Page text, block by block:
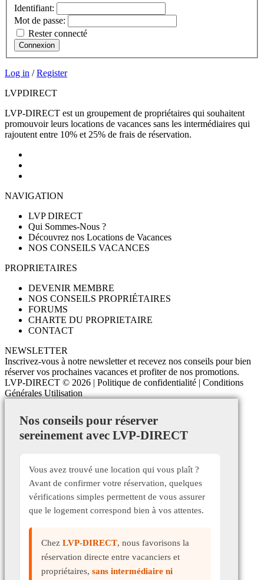
Identifiant:
Mot de passe:
Rester connecté
Connexion
Log in /Register
LVPDIRECT
LVP-DIRECT est un groupement de propriétaires qui souhaitent
promouvoir leurs locations de vacances sans les intermédiaires qui
rajoutent entre 10% et 25% de frais de réservation.
NAVIGATION
LVP DIRECT
Qui Sommes-Nous ?
Découvrez nos Locations de Vacances
NOS CONSEILS VACANCES
PROPRIETAIRES
DEVENIR MEMBRE
NOS CONSEILS PROPRIÉTAIRES
FORUMS
CHARTE DU PROPRIETAIRE
CONTACT
NEWSLETTER
Inscrivez-vous à notre newsletter et recevez nos conseils pour bien
réserver vos prochaines vacances et profiter de nos promotions.
LVP-DIRECT © 2026 | Politique de confidentialité | Conditions
Générales Utilisation
Nos conseils pour réserver
sereinement avec LVP-DIRECT
Vous avez trouvé une location qui vous plaît ?
Avant de confirmer votre réservation, quelques
vérifications simples permettent de vous assurer
que le logement correspond bien à vos attentes.
Chez LVP-DIRECT, nous favorisons la
réservation directe entre vacanciers et
propriétaires, sans intermédiaire ni